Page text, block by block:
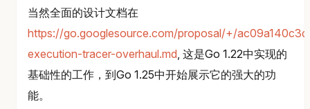
当然全面的设计文档在
https://go.googlesource.com/proposal/+/
execution-tracer-overhaul.md , 这是Go 1.22中实现的
基础性的工作，到Go 1.25中开始展示它的强大的功
能。